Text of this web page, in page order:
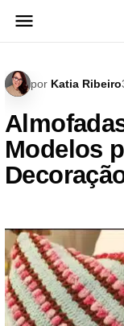
para
por Katia Ribeiro
Modelos